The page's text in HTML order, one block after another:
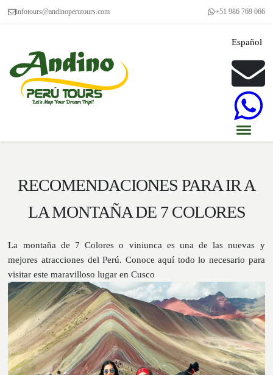
infotours@andinoperutours.com +51 986 769 066
Español
RECOMENDACIONES PARA IR A
LA MONTAÑA DE 7 COLORES
La montaña de 7 Colores o viniunca es una de las nuevas y
mejores atracciones del Perú. Conoce aquí todo lo necesario para
visitar este maravilloso lugar en Cusco